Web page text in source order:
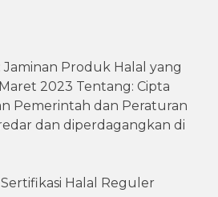
Produk Halal yang
2023 Tentang: Cipta
Pemerintah dan Peraturan
dan diperdagangkan di
Halal Reguler